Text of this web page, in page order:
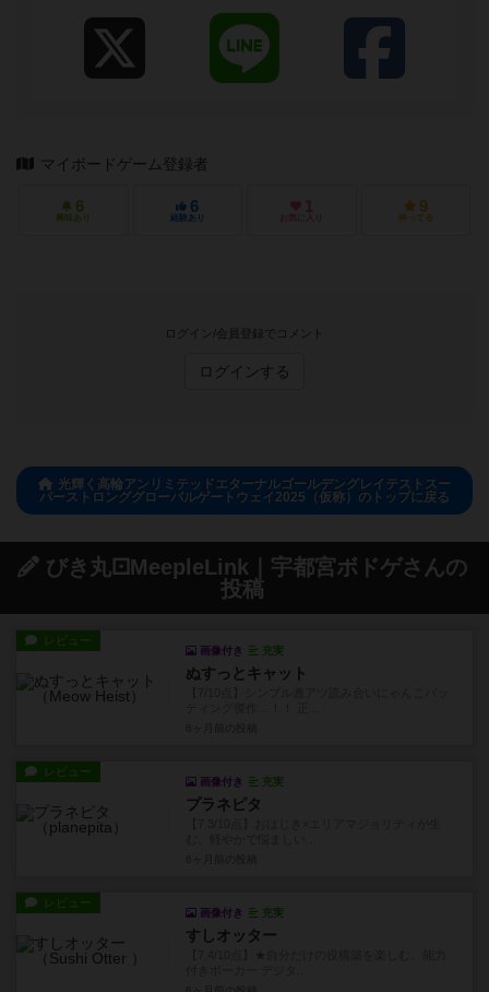
マイボードゲーム登録者
6
興味あり
6
経験あり
1
お気に入り
9
持ってる
ログイン/会員登録でコメント
ログインする
光輝く高輪アンリミテッドエターナルゴールデングレイテストスー
パーストロンググローバルゲートウェイ2025（仮称）のトップに戻る
びき丸⚀MeepleLink｜宇都宮ボドゲさんの
投稿
レビュー
画像付き 充実
ぬすっとキャット
レビュー
画像付き 充実
プラネピタ
レビュー
画像付き 充実
すしオッター